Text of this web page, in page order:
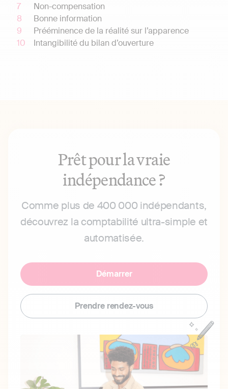
Non-compensation
Bonne information
Prééminence de la réalité sur l’apparence
Intangibilité du bilan d’ouverture
Prêt pour la vraie
indépendance ?
Comme plus de 400 000 indépendants,
découvrez la comptabilité ultra-simple et
automatisée.
Démarrer
Prendre rendez-vous